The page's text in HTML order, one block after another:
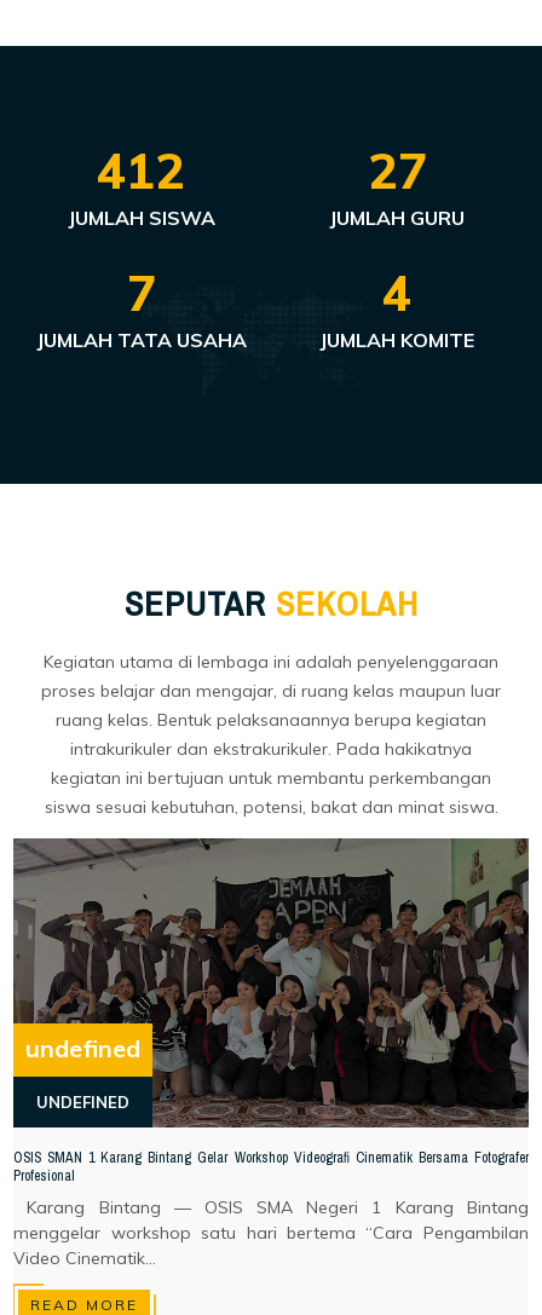
412
JUMLAH SISWA
27
JUMLAH GURU
7
JUMLAH TATA USAHA
4
JUMLAH KOMITE
SEPUTARSEKOLAH
Kegiatan utama di lembaga ini adalah penyelenggaraan
proses belajar dan mengajar, di ruang kelas maupun luar
ruang kelas. Bentuk pelaksanaannya berupa kegiatan
intrakurikuler dan ekstrakurikuler. Pada hakikatnya
kegiatan ini bertujuan untuk membantu perkembangan
siswa sesuai kebutuhan, potensi, bakat dan minat siswa.
undefined
UNDEFINED
OSIS SMAN 1 Karang Bintang Gelar Workshop Videografi Cinematik Bersama Fotografer
Profesional
Karang Bintang — OSIS SMA Negeri 1 Karang Bintang
menggelar workshop satu hari bertema “Cara Pengambilan
Video Cinematik...
READ MORE